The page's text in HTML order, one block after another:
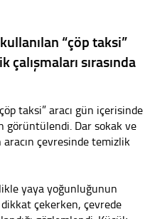
“çöp taksi”
sırasında
taksi” aracı gün içerisinde
görüntülendi. Dar sokak ve
çevresinde temizlik
yaya yoğunluğunun
çekerken, çevrede